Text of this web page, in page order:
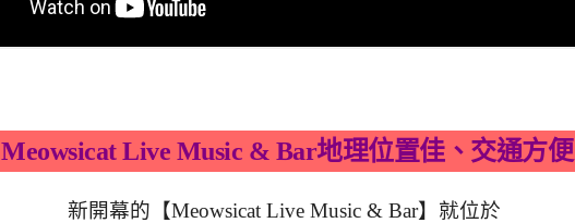
Meowsicat Live Music & Bar地理位置佳、交通方便
新開幕的【Meowsicat Live Music & Bar】就位於